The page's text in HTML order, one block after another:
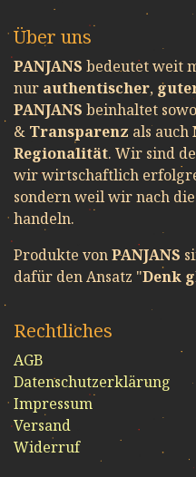
Rechtliches
AGB
Datenschutzerklärung
Impressum
Versand
Widerruf
Über uns
PANJANS bedeutet weit
nur authentischer,
PANJANS beinhaltet
& Transparenz als auch
Regionalität. Wir sind
wir wirtschaftlich
sondern weil wir nach
handeln.
Produkte vonPANJANS
dafür den Ansatz "Denk